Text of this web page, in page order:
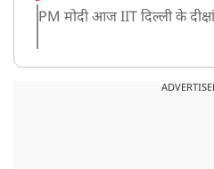
PM मोदी आज IIT दिल्ली के